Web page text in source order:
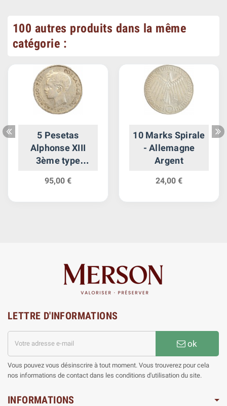
100 autres produits dans la même
catégorie :
5 Pesetas
Alphonse XIII
3ème type
95,00 €
10 Marks Spirale
- Allemagne
Argent
24,00 €
LETTRE D'INFORMATIONS
ok
Vous pouvez vous désinscrire à tout moment. Vous trouverez pour cela
nos informations de contact dans les conditions d'utilisation du site.
INFORMATIONS